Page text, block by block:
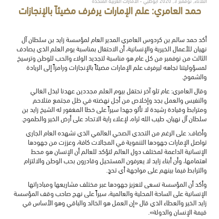
حمد العامري: علم الإمارات يرفرف مضيئاً بالإنجازات
أكد حمد سالم بن كردوس العامري المدير العام لمؤسسة زايد بن سلطان آل
نهيان للأعمال الخيرية والإنسانية، أن الاحتفال بمناسبة يوم العلم الذي يصادف
الثالث من نوفمبر من كل عام هو مناسبة لتجديد الولاء والحب للوطن وترسيخ
لمسؤوليتنا تجاهه ليرفرف علم الإمارات مضيئاً بالإنجازات ورامزاً إلى الريادة
والشموخ.
وقال العامري: عام تلو آخر نحتفل بيوم العلم مجددين عهدنا لبذل الغالي
والنفيس والعمل بجد وإخلاص من أجل نهضته في ظل مجتمع متلاحم
ومترابط وقيادة رشيدة لا تألو جهدا سيراً على خطا المغفور له الشيخ زايد بن
سلطان آل نهيان، طيب الله ثراه، لإعلاء راية الاتحاد على أرض الخير والطموح.
وأضاف: على الرغم من التحدي الصحي العالمي الذي نشهده العام الجاري
تواصل الإمارات جهودها التنموية في المجالات كافة، وعززت من جهودها
الإنسانية الداعمة لمختلف دول العالم لتؤكد للعالم أن الإنسان هو محط
اهتمامها، وأن أبناء زايد لا يعرفون المستحيل وقادرون بحب الوطن والالتزام
والترابط فيما بينهم على مواجهة أي تحدٍ.
وأكد أن المؤسسة تسعى لتعزيز جهودها عبر مختلف مشاريعها ومبادراتها
الإنسانية على الساحة المحلية والعالمية، سيراً على نهج صاحب وقف المؤسسة
زايد الخير والعطاء الذي قال «إن العمل هو الخالد والباقي وهو الأساس في
قيمة الإنسان والدولة».